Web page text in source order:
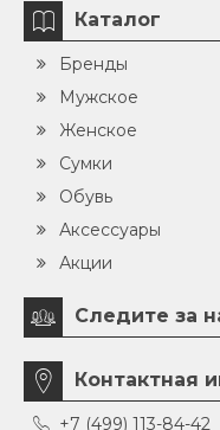
Каталог
Бренды
Мужское
Женское
Сумки
Обувь
Аксессуары
Акции
Следите за
Контактная
+7 (499) 113-84-42